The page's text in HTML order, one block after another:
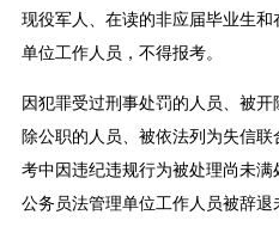
现役军人、在读的非应届毕业生
单位工作人员，不得报考。
因犯罪受过刑事处罚的人员、被
除公职的人员、被依法列为失信
考中因违纪违规行为被处理尚未
公务员法管理单位工作人员被辞